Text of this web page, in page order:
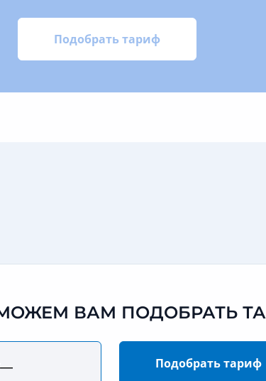
Подобрать тариф
ВАМ ПОДОБРАТЬ